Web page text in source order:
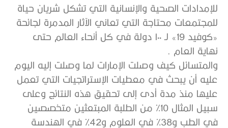
للإمدادات الصحية والإنسانية التي تشكل شريان حياة
للمجتمعات محتاجة التي تعاني الآثار المدمرة لجائحة
«كوفيد 19» لـ ١٠٠ دولة في كل أنحاء العالم حتى
نهاية العام .
والمتسائل كيف وصلت الإمارات لما وصلت إليه اليوم
عليه أن يبحث في معطيات الإستراتجيات التي تعمل
عليها منذ مدة أدى إلى تحقيق هذه النتائج وعلى
سبيل المثال 10% من الطلبة المبتعثين متخصصين
في الطب و38% في العلوم و42% في الهندسة